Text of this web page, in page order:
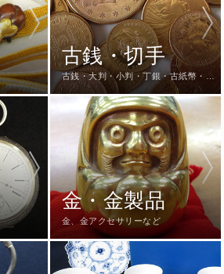
古銭・切手
古銭・大判・小判・丁銀・古紙幣・切
手など
金・金製品
金、金アクセサリーなど